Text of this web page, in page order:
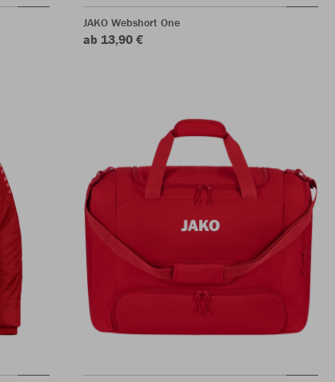
JAKO Webshort One
ab 13,90 €